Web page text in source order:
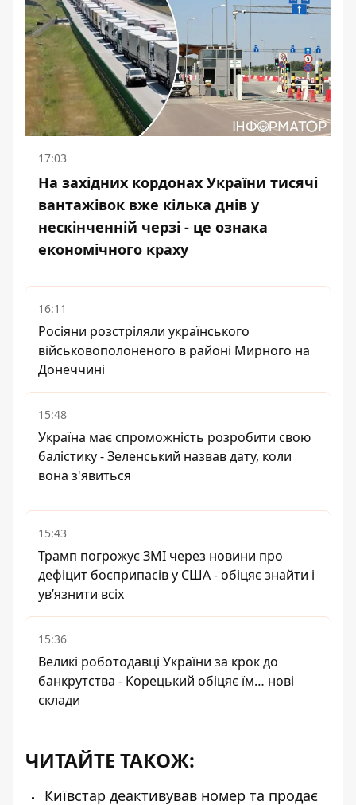
17:03
На західних кордонах України тисячі
вантажівок вже кілька днів у
нескінченній черзі - це ознака
економічного краху
16:11
Росіяни розстріляли українського
військовополоненого в районі Мирного на
Донеччині
15:48
Україна має спроможність розробити свою
балістику - Зеленський назвав дату, коли
вона з'явиться
15:43
Трамп погрожує ЗМІ через новини про
дефіцит боєприпасів у США - обіцяє знайти і
ув’язнити всіх
15:36
Великі роботодавці України за крок до
банкрутства - Корецький обіцяє їм… нові
склади
ЧИТАЙТЕ ТАКОЖ:
Київстар деактивував номер та продає